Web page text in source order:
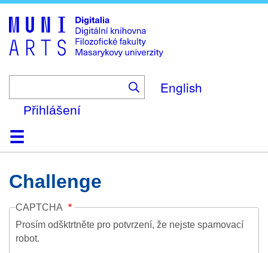
to
main
content
English
Přihlášení
DomůKolekce
Prohlížení
Vyhledávání
O platformě
Nápověda
KontaktDigitalia
Challenge
CAPTCHA
Prosím odšktrtněte pro potvrzení, že nejste spamovací
robot.